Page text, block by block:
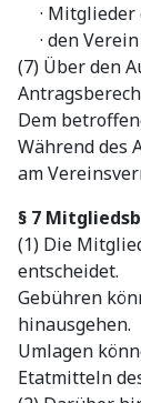
· Mitglieder
· den
(7) Über den
Dem
Während des
am
§ 7
(1) Die
entscheidet.
Gebühren
hinausgehen.
Umlagen
Etatmitteln